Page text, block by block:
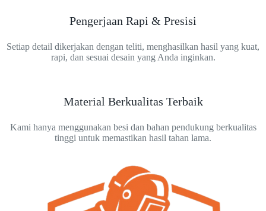
Pengerjaan Rapi & Presisi
Setiap detail dikerjakan dengan teliti, menghasilkan hasil yang kuat,
rapi, dan sesuai desain yang Anda inginkan.
Material Berkualitas Terbaik
Kami hanya menggunakan besi dan bahan pendukung berkualitas
tinggi untuk memastikan hasil tahan lama.